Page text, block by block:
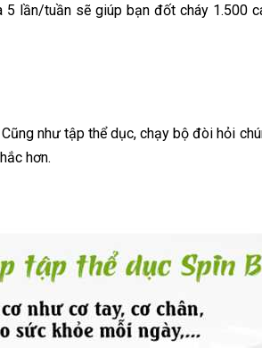
lần/tuần sẽ giúp bạn đốt cháy 1.500
như tập thể dục, chạy bộ đòi hỏi
hơn.